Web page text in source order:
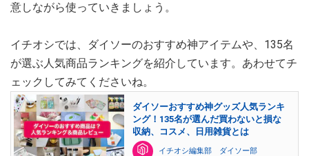
意しながら使っていきましょう。
イチオシでは、ダイソーのおすすめ神アイテムや、135名
が選ぶ人気商品ランキングを紹介しています。あわせてチ
ェックしてみてくださいね。
ダイソーおすすめ神グッズ人気ランキ
ング！135名が選んだ買わないと損な
収納、コスメ、日用雑貨とは
イチオシ編集部 ダイソー部